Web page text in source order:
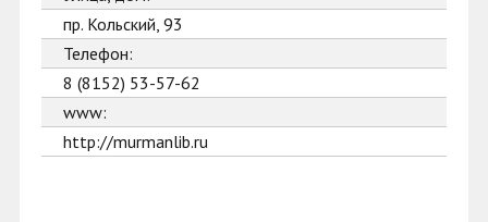
пр. Кольский, 93
Телефон:
8 (8152) 53-57-62
www:
http://murmanlib.ru